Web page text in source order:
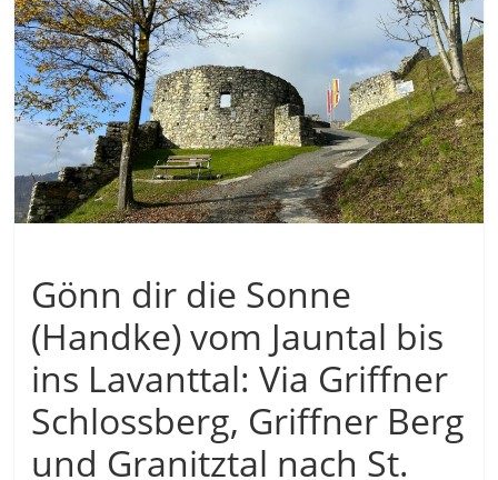
Gönn dir die Sonne
(Handke) vom Jauntal bis
ins Lavanttal: Via Griffner
Schlossberg, Griffner Berg
und Granitztal nach St.